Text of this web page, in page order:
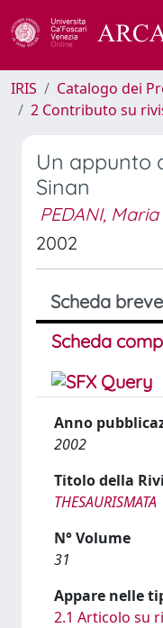
IRIS
Catalogo dei
2 Contributo su
Un appunto
Sinan
PEDANI, Maria
2002
Scheda breve
Scheda
Anno
2002
Titolo della
THESAURISMATA
N° Volume
31
Appare nelle
2.1 Articolo su